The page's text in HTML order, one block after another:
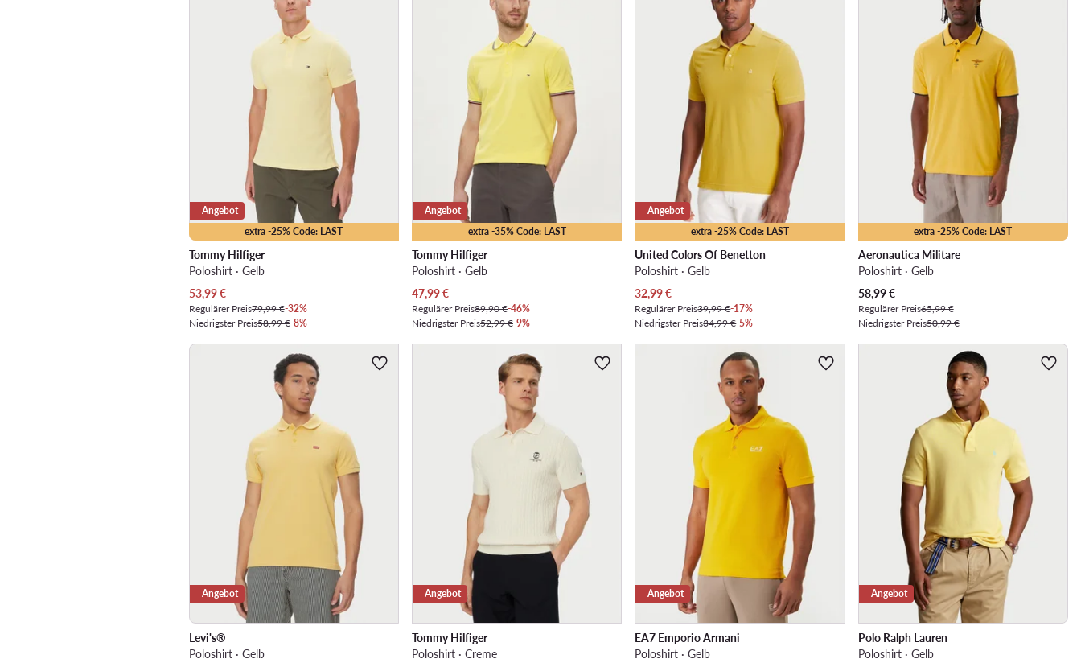
extra -25% Code: LAST
Angebot
Tommy Hilfiger
Poloshirt · Gelb
Aktueller Preis
53,99€
Regulärer Preis79,99 €-32%
Niedrigster Preis58,99 €-8%
extra -35% Code: LAST
Angebot
Tommy Hilfiger
Poloshirt · Gelb
Aktueller Preis
47,99€
Regulärer Preis89,90 €-46%
Niedrigster Preis52,99 €-9%
extra -25% Code: LAST
Angebot
United Colors Of Benetton
Poloshirt · Gelb
Aktueller Preis
32,99€
Regulärer Preis39,99 €-17%
Niedrigster Preis34,99 €-5%
extra -25% Code: LAST
Aeronautica Militare
Poloshirt · Gelb
Aktueller Preis
58,99€
Regulärer Preis65,99 €
Niedrigster Preis50,99 €
Angebot
Levi's®
Poloshirt · Gelb
Angebot
Tommy Hilfiger
Poloshirt · Creme
Angebot
EA7 Emporio Armani
Poloshirt · Gelb
Angebot
Polo Ralph Lauren
Poloshirt · Gelb